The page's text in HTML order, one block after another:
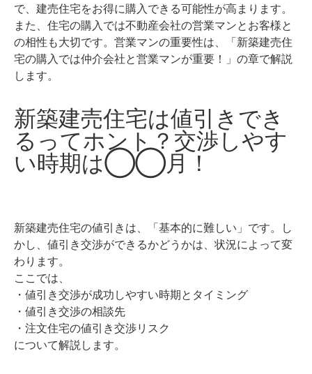
で、建売住宅をお得に購入できる可能性が高まります。
また、住宅の購入では不動産会社の営業マンとお客様と
の相性も大切です。 営業マンの重要性は、「新築建売住
宅の購入では仲介会社と営業マンが重要！」の章で解説
します。
新築建売住宅は値引きでき
るってホント？交渉しやす
い時期は◯◯月！
新築建売住宅の値引きは、「基本的に難しい」です。し
かし、値引き交渉ができるかどうかは、状況によって変
わります。
ここでは、
・値引き交渉が成功しやすい時期とタイミング
・値引き交渉の相談先
・注文住宅の値引き交渉リスク
について解説します。